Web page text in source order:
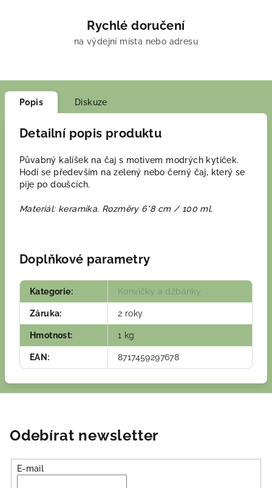
Rychlé doručení
na výdejní místa nebo adresu
Popis Diskuze
Detailní popis produktu
Půvabný kalíšek na čaj s motivem modrých kytiček.
Hodí se především na zelený nebo černý čaj, který se
pije po doušcích.
Materiál: keramika. Rozměry 6*8 cm / 100 ml.
Doplňkové parametry
Kategorie: Konvičky a džbánky
Záruka: 2 roky
Hmotnost: 1 kg
EAN : 8717459297678
Odebírat newsletter
E-mail